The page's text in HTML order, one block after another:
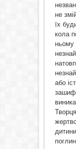
не
їх
кола
ньому
або